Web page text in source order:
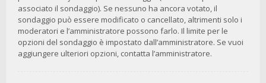
associato il sondaggio). Se nessuno ha ancora votato, il
sondaggio può essere modificato o cancellato, altrimenti solo i
moderatori e l’amministratore possono farlo. Il limite per le
opzioni del sondaggio è impostato dall’amministratore. Se vuoi
aggiungere ulteriori opzioni, contatta l’amministratore.